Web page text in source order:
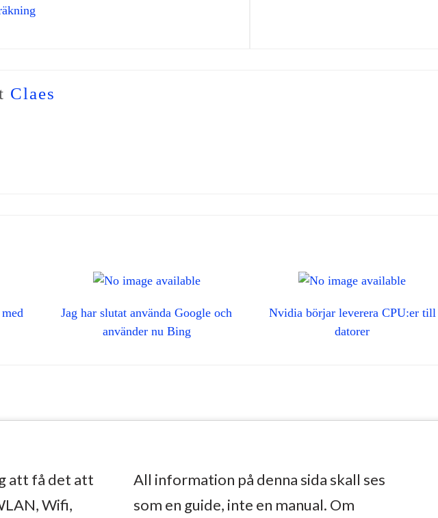
Claes
Jag har slutat använda Google och
använder nu Bing
Nvidia börjar leverera CPU:er till
datorer
att få det att
Wifi,
All information på denna sida skall ses
som en guide, inte en manual. Om